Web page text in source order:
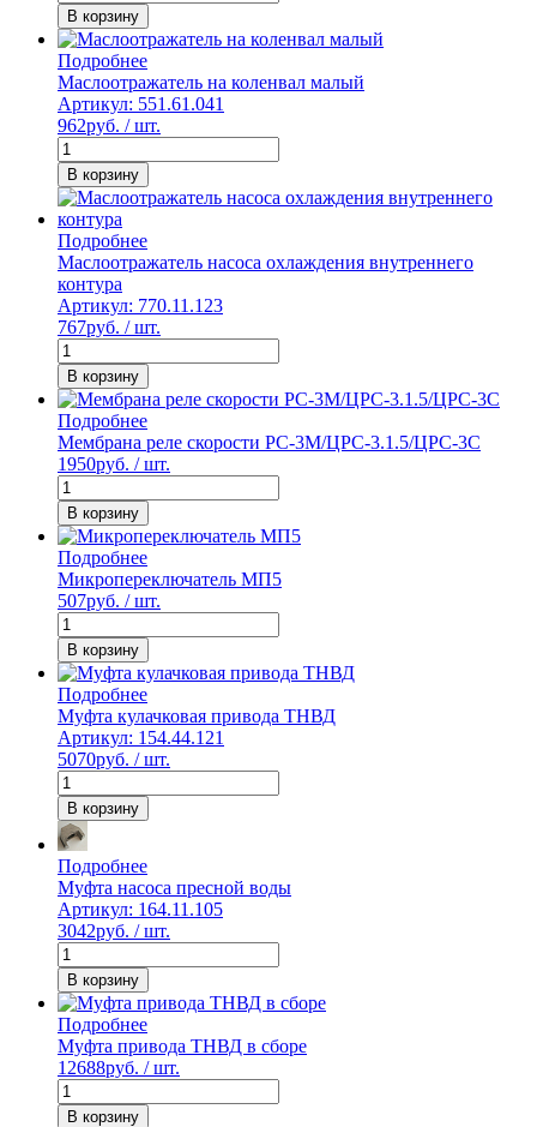
В корзину
Подробнее
Маслоотражатель на коленвал малый
Артикул: 551.61.041
962руб. / шт.
В корзину
Подробнее
Маслоотражатель насоса охлаждения внутреннего
контура
Артикул: 770.11.123
767руб. / шт.
В корзину
Подробнее
Мембрана реле скорости РС-3М/ЦРС-3.1.5/ЦРС-3С
1950руб. / шт.
В корзину
Подробнее
Микропереключатель МП5
507руб. / шт.
В корзину
Подробнее
Муфта кулачковая привода ТНВД
Артикул: 154.44.121
5070руб. / шт.
В корзину
Подробнее
Муфта насоса пресной воды
Артикул: 164.11.105
3042руб. / шт.
В корзину
Подробнее
Муфта привода ТНВД в сборе
12688руб. / шт.
В корзину